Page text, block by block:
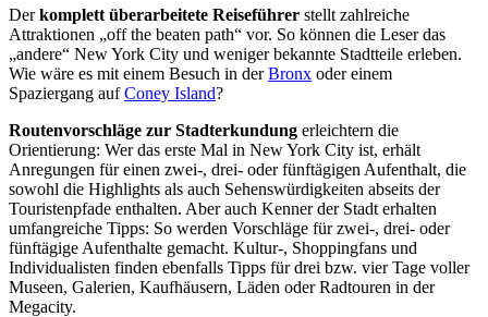
Derkomplett überarbeitete Reiseführer stellt zahlreiche
Attraktionen „off the beaten path“ vor. So können die Leser das
„andere“ New York City und weniger bekannte Stadtteile erleben.
Wie wäre es mit einem Besuch in derBronx oder einem
Spaziergang aufConey Island?
Routenvorschläge zur Stadterkundung erleichtern die
Orientierung: Wer das erste Mal in New York City ist, erhält
Anregungen für einen zwei-, drei- oder fünftägigen Aufenthalt, die
sowohl die Highlights als auch Sehenswürdigkeiten abseits der
Touristenpfade enthalten. Aber auch Kenner der Stadt erhalten
umfangreiche Tipps: So werden Vorschläge für zwei-, drei- oder
fünftägige Aufenthalte gemacht. Kultur-, Shoppingfans und
Individualisten finden ebenfalls Tipps für drei bzw. vier Tage voller
Museen, Galerien, Kaufhäusern, Läden oder Radtouren in der
Megacity.